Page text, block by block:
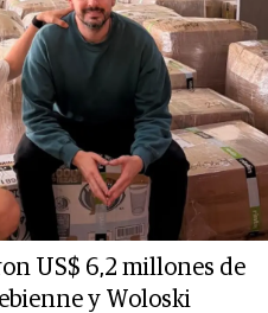
US$ 6,2 millones de
y Woloski